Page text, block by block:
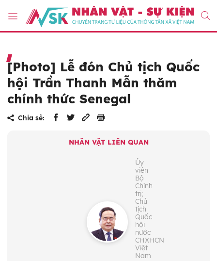
[Photo] Lễ đón Chủ tịch Quốc
hội Trần Thanh Mẫn thăm
chính thức Senegal
Chia sẻ:
NHÂN VẬT LIÊN QUAN
Ủy
viên
Bộ
Chính
trị;
Chủ
tịch
Quốc
hội
nước
CHXHCN
Việt
Nam